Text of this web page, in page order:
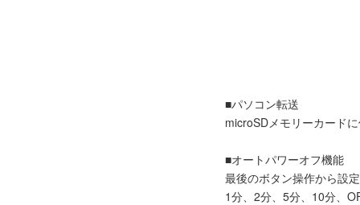
■パソコン転送
microSDメモリーカード
■オートパワーオフ機能
最後のボタン操作から設
1分、2分、5分、10分、